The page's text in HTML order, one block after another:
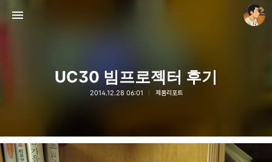
UC30 빔프로젝터 후기
2014.12.28 06:01 제품리포트
thebravepost.com